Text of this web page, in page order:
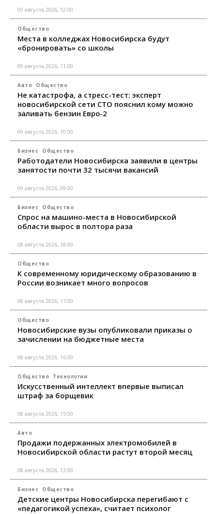
09 августа 2026, 12:00
Общество
Места в колледжах Новосибирска будут
«бронировать» со школы
09 августа 2026, 11:00
Авто Общество
Не катастрофа, а стресс-тест: эксперт
новосибирской сети СТО пояснил кому можно
заливать бензин Евро‑2
09 августа 2026, 10:00
Бизнес Общество
Работодатели Новосибирска заявили в центры
занятости почти 32 тысячи вакансий
09 августа 2026, 09:00
Бизнес Общество
Спрос на машино-места в Новосибирской
области вырос в полтора раза
08 августа 2026, 18:00
Общество
К современному юридическому образованию в
России возникает много вопросов
08 августа 2026, 17:00
Общество
Новосибирские вузы опубликовали приказы о
зачислении на бюджетные места
08 августа 2026, 16:00
Общество Технологии
Искусственный интеллект впервые выписал
штраф за борщевик
08 августа 2026, 15:00
Авто
Продажи подержанных электромобилей в
Новосибирской области растут второй месяц
08 августа 2026, 13:00
Бизнес Общество
Детские центры Новосибирска перегибают с
«педагогикой успеха», считает психолог